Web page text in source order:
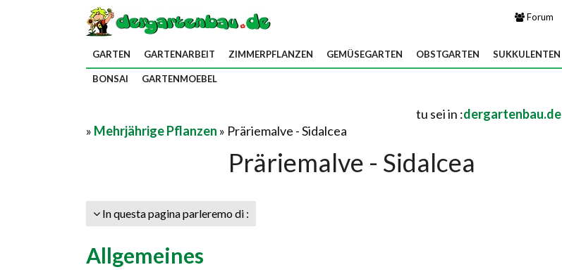
Forum
GARTEN GARTENARBEIT ZIMMERPFLANZEN GEMÜSEGARTEN OBSTGARTEN SUKKULENTEN
BONSAI GARTENMOEBEL
tu sei in :dergartenbau.de
» Mehrjährige Pflanzen » Präriemalve - Sidalcea
Präriemalve - Sidalcea
In questa pagina parleremo di :
Allgemeines